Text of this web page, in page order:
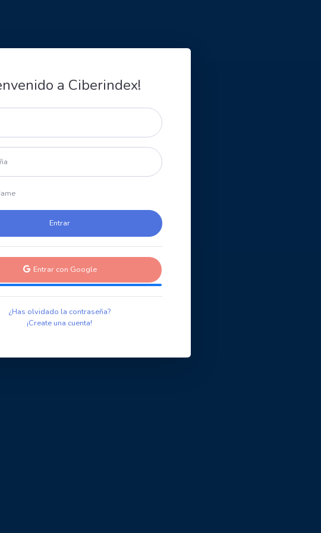
a Ciberindex!
Entrar con Google
¿Has olvidado la contraseña?
¡Create una cuenta!